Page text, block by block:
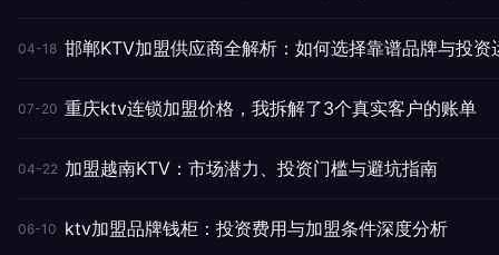
04-18 邯郸KTV加盟供应商全解析：如何选择靠谱品牌与投资
07-20 重庆ktv连锁加盟价格，我拆解了3个真实客户的账单
04-22 加盟越南KTV：市场潜力、投资门槛与避坑指南
06-10 ktv加盟品牌钱柜：投资费用与加盟条件深度分析